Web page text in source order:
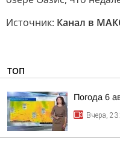
Источник: Канал в
ТОП
Погода 6
Вчера,